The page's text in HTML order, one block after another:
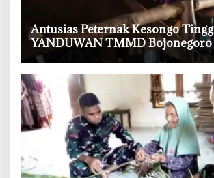
‎Antusias Peternak Kesongo
YANDUWAN TMMD Bojonegoro
Ternak